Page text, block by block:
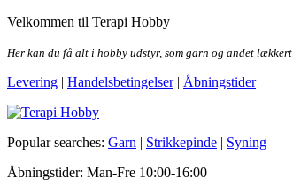
Skip
the
Velkommen til Terapi Hobby
Her kan du få alt i hobby udstyr, som garn og andet lækkert
Levering | Handelsbetingelser| Åbningstider
Terapi Hobby
Popular searches: Garn | Strikkepinde | Syning
Åbningstider: Man-Fre 10:00-16:00